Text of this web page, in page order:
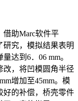
借助Marc软件平
研究，模拟结果表明
达到6．06 mm。
改，将凹模圆角半径
增加至45mm。模
好的补偿，桥壳零件